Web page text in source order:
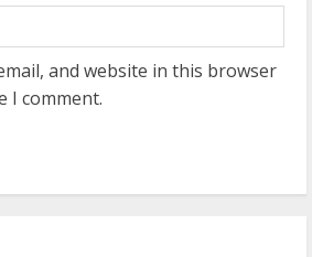
and website in this browser
I comment.